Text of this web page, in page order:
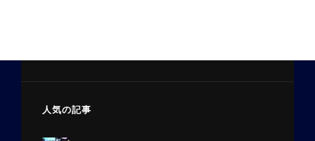
人気の記事